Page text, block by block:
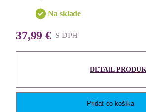
Na sklade
37,99 € S DPH
DETAIL
Pridať do košíka